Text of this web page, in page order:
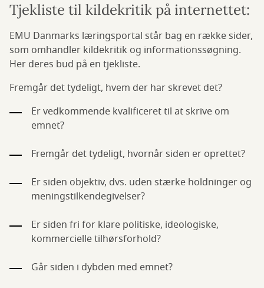
Tjekliste til kildekritik på internettet:
EMU Danmarks læringsportal står bag en række sider,
som omhandler kildekritik og informationssøgning.
Her deres bud på en tjekliste.
Fremgår det tydeligt, hvem der har skrevet det?
Er vedkommende kvalificeret til at skrive om
emnet?
Fremgår det tydeligt, hvornår siden er oprettet?
Er siden objektiv, dvs. uden stærke holdninger og
meningstilkendegivelser?
Er siden fri for klare politiske, ideologiske,
kommercielle tilhørsforhold?
Går siden i dybden med emnet?